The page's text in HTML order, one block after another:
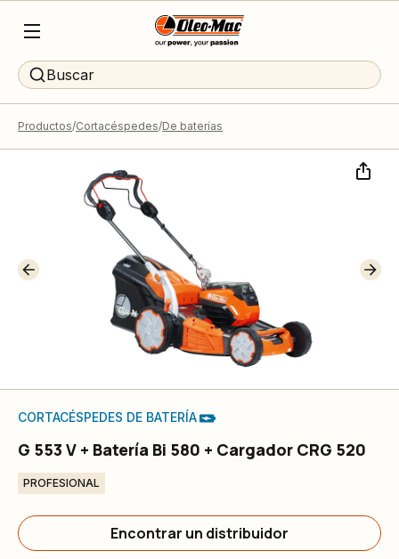
Buscar
Productos Cortacéspedes De baterías
CORTACÉSPEDES DE BATERÍA
G 553 V + Batería Bi 580 + Cargador CRG 520
PROFESIONAL
Encontrar un distribuidor